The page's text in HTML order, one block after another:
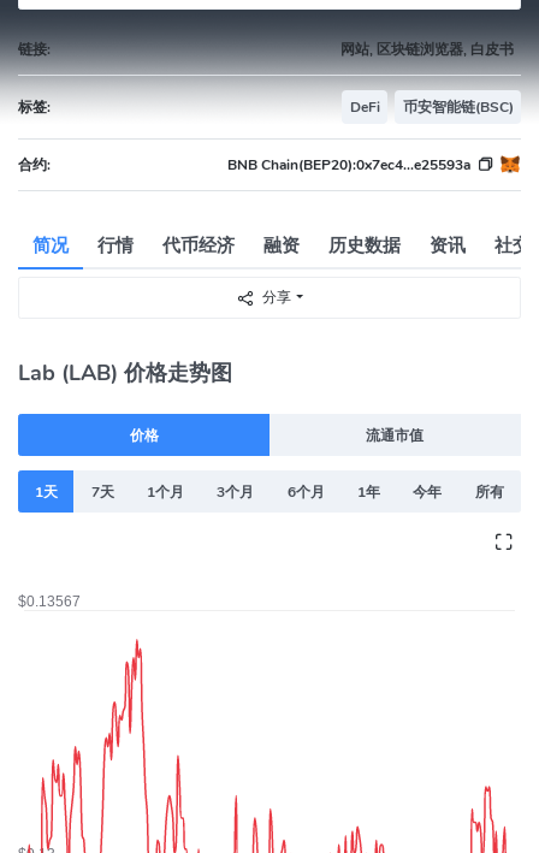
链接: 网站, 区块链浏览器, 白皮书
标签: DeFi 币安智能链(BSC)
合约: BNB Chain(BEP20):0x7ec4...e25593a
简况 行情 代币经济 融资 历史数据 资讯 社交
分享
Lab (LAB) 价格走势图
价格 流通市值
1天 7天 1个月 3个月 6个月 1年 今年 所有